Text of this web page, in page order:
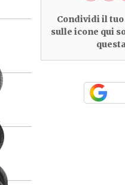
Condividi il
sulle icone qui